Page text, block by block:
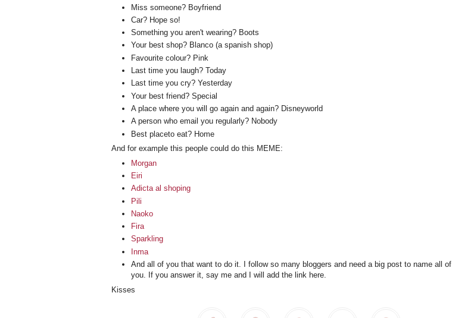
Miss someone? Boyfriend
Car? Hope so!
Something you aren't wearing? Boots
Your best shop? Blanco (a spanish shop)
Favourite colour? Pink
Last time you laugh? Today
Last time you cry? Yesterday
Your best friend? Special
A place where you will go again and again? Disneyworld
A person who email you regularly? Nobody
Best placeto eat? Home
And for example this people could do this MEME:
Morgan
Eiri
Adicta al shoping
Pili
Naoko
Fira
Sparkling
Inma
And all of you that want to do it. I follow so many bloggers and need a big post to name all of
you. If you answer it, say me and I will add the link here.
Kisses